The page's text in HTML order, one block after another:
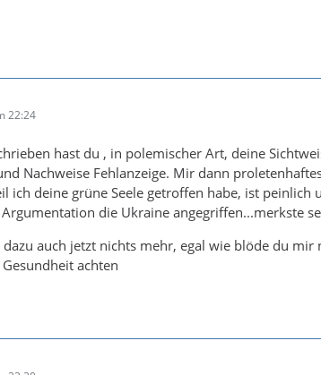
22:24
hast du , in polemischer Art, deine
Nachweise Fehlanzeige. Mir dann
ich deine grüne Seele getroffen habe, ist peinlich
die Ukraine angegriffen...merkste
dazu auch jetzt nichts mehr, egal wie blöde du
achten